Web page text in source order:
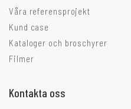
Våra referensprojekt
Kund case
Kataloger och broschyrer
Filmer
Kontakta oss